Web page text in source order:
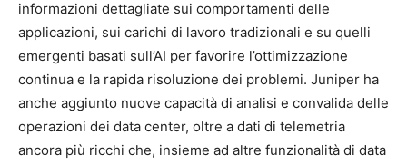
informazioni dettagliate sui comportamenti delle
applicazioni, sui carichi di lavoro tradizionali e su quelli
emergenti basati sull’AI per favorire l’ottimizzazione
continua e la rapida risoluzione dei problemi. Juniper ha
anche aggiunto nuove capacità di analisi e convalida delle
operazioni dei data center, oltre a dati di telemetria
ancora più ricchi che, insieme ad altre funzionalità di data